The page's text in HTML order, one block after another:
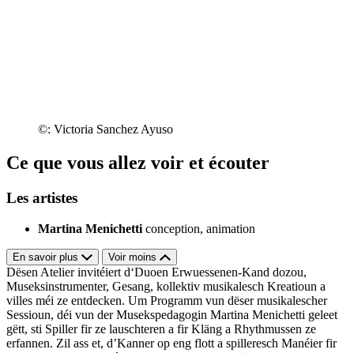
©: Victoria Sanchez Ayuso
Ce que vous allez voir et écouter
Les artistes
Martina Menichetti conception, animation
En savoir plus Voir moins
Dësen Atelier invitéiert d‘Duoen Erwuessenen-Kand dozou,
Museksinstrumenter, Gesang, kollektiv musikalesch Kreatioun a
villes méi ze entdecken. Um Programm vun dëser musikalescher
Sessioun, déi vun der Musekspedagogin Martina Menichetti geleet
gëtt, sti Spiller fir ze lauschteren a fir Kläng a Rhythmussen ze
erfannen. Zil ass et, d’Kanner op eng flott a spilleresch Manéier fir